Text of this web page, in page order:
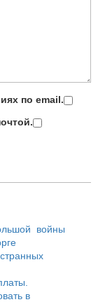
по email.
войны
в